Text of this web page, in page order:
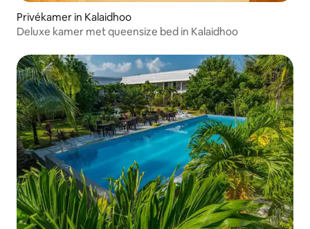
Privékamer in Kalaidhoo
Deluxe kamer met queensize bed in Kalaidhoo